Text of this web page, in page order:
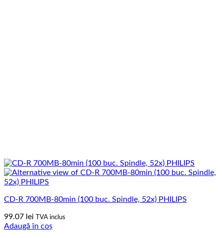
CD-R 700MB-80min (100 buc. Spindle, 52x) PHILIPS
99.07 lei TVA inclus
Adaugă în coș